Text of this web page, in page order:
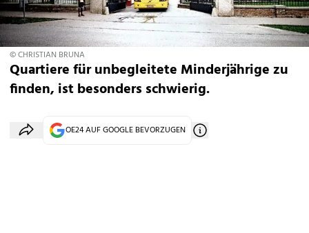
© CHRISTIAN BRUNA
Quartiere für unbegleitete Minderjährige zu
finden, ist besonders schwierig.
OE24 AUF GOOGLE BEVORZUGEN